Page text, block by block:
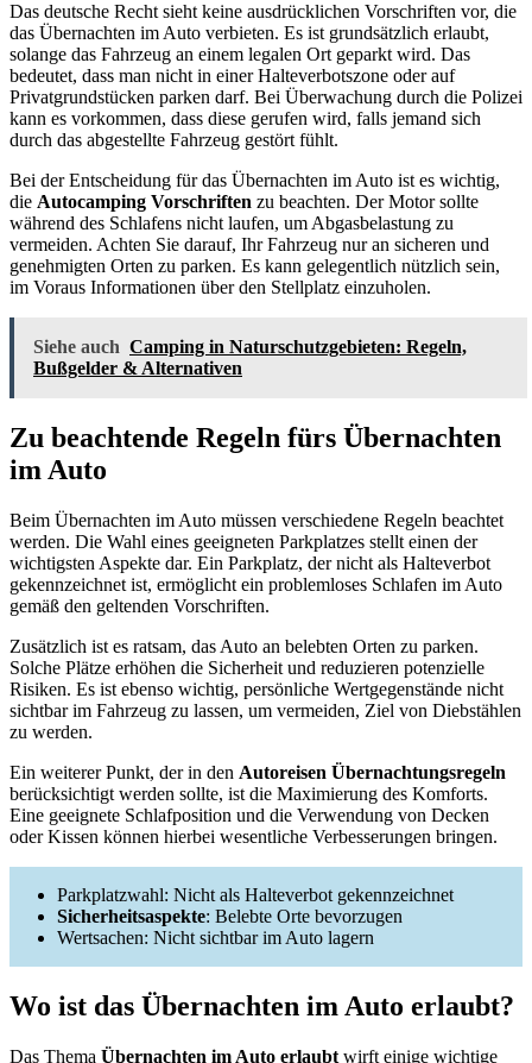
Das deutsche Recht sieht keine ausdrücklichen Vorschriften vor, die
das Übernachten im Auto verbieten. Es ist grundsätzlich erlaubt,
solange das Fahrzeug an einem legalen Ort geparkt wird. Das
bedeutet, dass man nicht in einer Halteverbotszone oder auf
Privatgrundstücken parken darf. Bei Überwachung durch die Polizei
kann es vorkommen, dass diese gerufen wird, falls jemand sich
durch das abgestellte Fahrzeug gestört fühlt.
Bei der Entscheidung für das Übernachten im Auto ist es wichtig,
die Autocamping Vorschriften zu beachten. Der Motor sollte
während des Schlafens nicht laufen, um Abgasbelastung zu
vermeiden. Achten Sie darauf, Ihr Fahrzeug nur an sicheren und
genehmigten Orten zu parken. Es kann gelegentlich nützlich sein,
im Voraus Informationen über den Stellplatz einzuholen.
Siehe auch Camping in Naturschutzgebieten: Regeln,
Bußgelder & Alternativen
Zu beachtende Regeln fürs Übernachten
im Auto
Beim Übernachten im Auto müssen verschiedene Regeln beachtet
werden. Die Wahl eines geeigneten Parkplatzes stellt einen der
wichtigsten Aspekte dar. Ein Parkplatz, der nicht als Halteverbot
gekennzeichnet ist, ermöglicht ein problemloses Schlafen im Auto
gemäß den geltenden Vorschriften.
Zusätzlich ist es ratsam, das Auto an belebten Orten zu parken.
Solche Plätze erhöhen die Sicherheit und reduzieren potenzielle
Risiken. Es ist ebenso wichtig, persönliche Wertgegenstände nicht
sichtbar im Fahrzeug zu lassen, um vermeiden, Ziel von Diebstählen
zu werden.
Ein weiterer Punkt, der in den Autoreisen Übernachtungsregeln
berücksichtigt werden sollte, ist die Maximierung des Komforts.
Eine geeignete Schlafposition und die Verwendung von Decken
oder Kissen können hierbei wesentliche Verbesserungen bringen.
Parkplatzwahl: Nicht als Halteverbot gekennzeichnet
Sicherheitsaspekte: Belebte Orte bevorzugen
Wertsachen: Nicht sichtbar im Auto lagern
Wo ist das Übernachten im Auto erlaubt?
Das Thema Übernachten im Auto erlaubt wirft einige wichtige